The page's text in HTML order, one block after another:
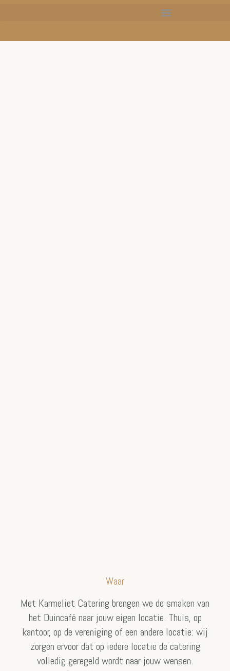
Waar
Met Karmeliet Catering brengen we de smaken van
het Duincafé naar jouw eigen locatie. Thuis, op
kantoor, op de vereniging of een andere locatie: wij
zorgen ervoor dat op iedere locatie de catering
volledig geregeld wordt naar jouw wensen.